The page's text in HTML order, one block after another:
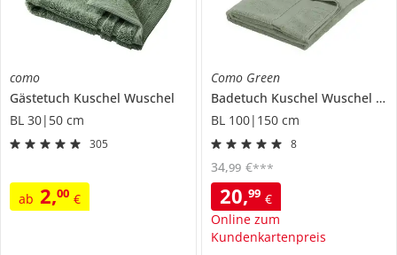
como
Gästetuch Kuschel Wuschel
BL 30|50 cm
305
ab 2,00 €
Como Green
Badetuch Kuschel Wuschel Neu
BL 100|150 cm
8
20,99 €
Online zum
Kundenkartenpreis
34,99 €***